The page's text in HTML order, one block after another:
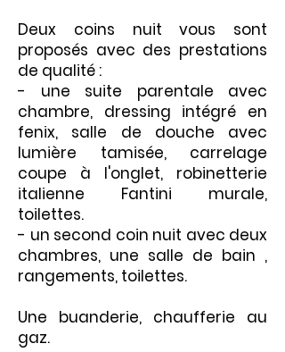
Deux coins nuit vous sont
proposés avec des prestations
de qualité :
- une suite parentale avec
chambre, dressing intégré en
fenix, salle de douche avec
lumière tamisée, carrelage
coupe à l'onglet, robinetterie
italienne Fantini murale,
toilettes.
- un second coin nuit avec deux
chambres, une salle de bain ,
rangements, toilettes.
Une buanderie, chaufferie au
gaz.